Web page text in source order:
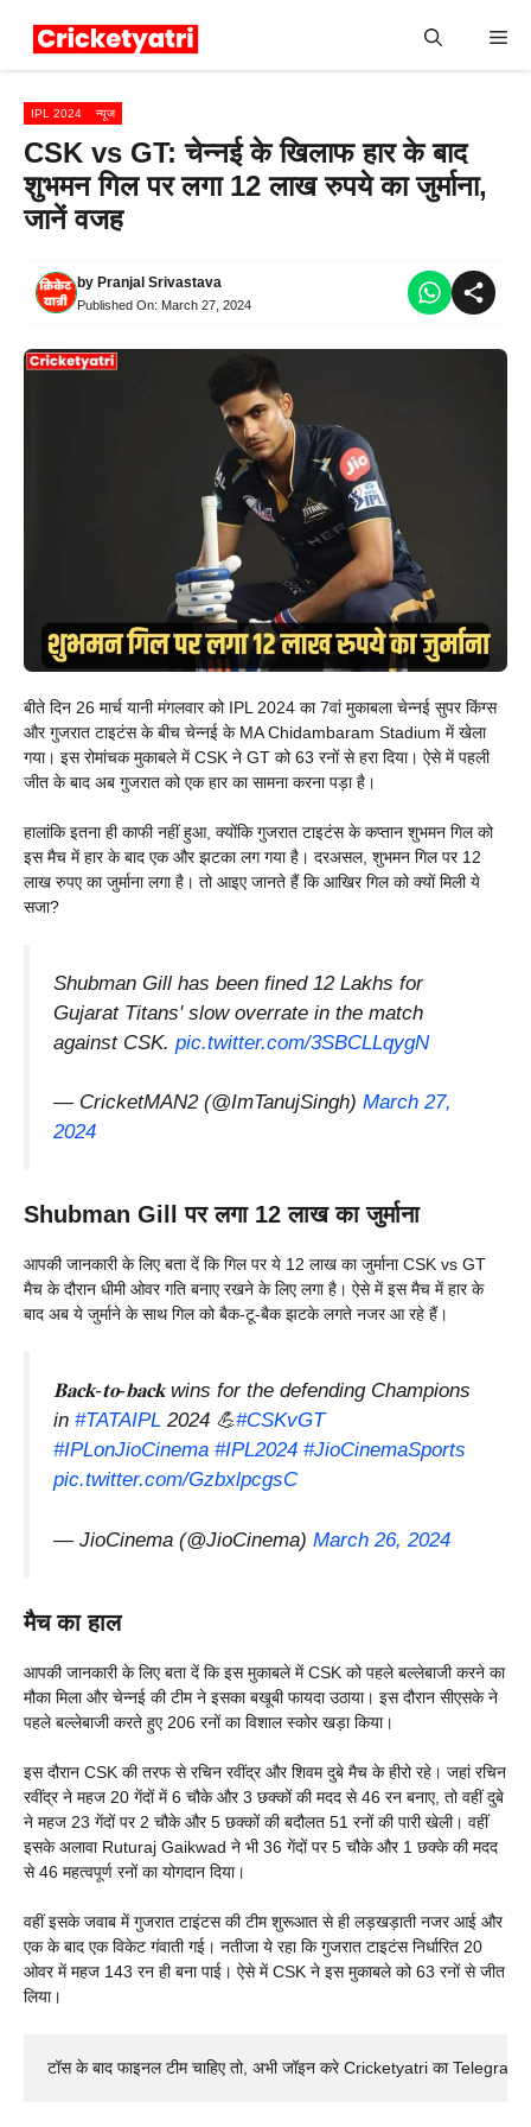
IPL 2024 न्यूज
CSK vs GT: चेन्नई के खिलाफ हार के बाद
शुभमन गिल पर लगा 12 लाख रुपये का जुर्माना,
जानें वजह
by Pranjal Srivastava
Published On: March 27, 2024
बीते दिन 26 मार्च यानी मंगलवार को IPL 2024 का 7वां मुकाबला चेन्नई सुपर किंग्स
और गुजरात टाइटंस के बीच चेन्नई के MA Chidambaram Stadium में खेला
गया। इस रोमांचक मुकाबले में CSK ने GT को 63 रनों से हरा दिया। ऐसे में पहली
जीत के बाद अब गुजरात को एक हार का सामना करना पड़ा है।
हालांकि इतना ही काफी नहीं हुआ, क्योंकि गुजरात टाइटंस के कप्तान शुभमन गिल को
इस मैच में हार के बाद एक और झटका लग गया है। दरअसल, शुभमन गिल पर 12
लाख रुपए का जुर्माना लगा है। तो आइए जानते हैं कि आखिर गिल को क्यों मिली ये
सजा?
Shubman Gill has been fined 12 Lakhs for
Gujarat Titans' slow overrate in the match
against CSK. pic.twitter.com/3SBCLLqygN
— CricketMAN2 (@ImTanujSingh) March 27,
2024
Shubman Gill पर लगा 12 लाख का जुर्माना
आपकी जानकारी के लिए बता दें कि गिल पर ये 12 लाख का जुर्माना CSK vs GT
मैच के दौरान धीमी ओवर गति बनाए रखने के लिए लगा है। ऐसे में इस मैच में हार के
बाद अब ये जुर्माने के साथ गिल को बैक-टू-बैक झटके लगते नजर आ रहे हैं।
𝐁𝐚𝐜𝐤-𝐭𝐨-𝐛𝐚𝐜𝐤 wins for the defending Champions
in #TATAIPL 2024 💪#CSKvGT
#IPLonJioCinema #IPL2024 #JioCinemaSports
pic.twitter.com/GzbxlpcgsC
— JioCinema (@JioCinema) March 26, 2024
मैच का हाल
आपकी जानकारी के लिए बता दें कि इस मुकाबले में CSK को पहले बल्लेबाजी करने का
मौका मिला और चेन्नई की टीम ने इसका बखूबी फायदा उठाया। इस दौरान सीएसके ने
पहले बल्लेबाजी करते हुए 206 रनों का विशाल स्कोर खड़ा किया।
इस दौरान CSK की तरफ से रचिन रवींद्र और शिवम दुबे मैच के हीरो रहे। जहां रचिन
रवींद्र ने महज 20 गेंदों में 6 चौके और 3 छक्कों की मदद से 46 रन बनाए, तो वहीं दुबे
ने महज 23 गेंदों पर 2 चौके और 5 छक्कों की बदौलत 51 रनों की पारी खेली। वहीं
इसके अलावा Ruturaj Gaikwad ने भी 36 गेंदों पर 5 चौके और 1 छक्के की मदद
से 46 महत्वपूर्ण रनों का योगदान दिया।
वहीं इसके जवाब में गुजरात टाइंटस की टीम शुरूआत से ही लड़खड़ाती नजर आई और
एक के बाद एक विकेट गंवाती गई। नतीजा ये रहा कि गुजरात टाइटंस निर्धारित 20
ओवर में महज 143 रन ही बना पाई। ऐसे में CSK ने इस मुकाबले को 63 रनों से जीत
लिया।
टॉस के बाद फाइनल टीम चाहिए तो, अभी जॉइन करे Cricketyatri का